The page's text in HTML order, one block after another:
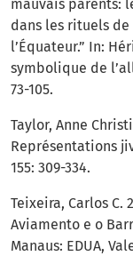
mauvais parents:
dans les rituels de
l’Équateur.” In:
symbolique de
73-105.
Taylor, Anne
Représentations
155: 309-334.
Teixeira, Carlos C.
Aviamento e o
Manaus: EDUA,